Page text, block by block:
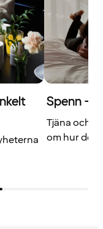
Spenn –
Tjäna och
om hur det